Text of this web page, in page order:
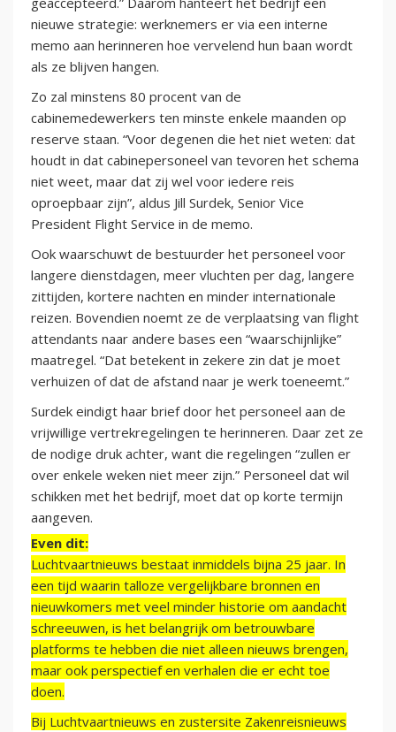
nieuwe strategie: werknemers er via een interne
memo aan herinneren hoe vervelend hun baan wordt
als ze blijven hangen.
Zo zal minstens 80 procent van de
cabinemedewerkers ten minste enkele maanden op
reserve staan. “Voor degenen die het niet weten: dat
houdt in dat cabinepersoneel van tevoren het schema
niet weet, maar dat zij wel voor iedere reis
oproepbaar zijn”, aldus Jill Surdek, Senior Vice
President Flight Service in de memo.
Ook waarschuwt de bestuurder het personeel voor
langere dienstdagen, meer vluchten per dag, langere
zittijden, kortere nachten en minder internationale
reizen. Bovendien noemt ze de verplaatsing van flight
attendants naar andere bases een “waarschijnlijke”
maatregel. “Dat betekent in zekere zin dat je moet
verhuizen of dat de afstand naar je werk toeneemt.”
Surdek eindigt haar brief door het personeel aan de
vrijwillige vertrekregelingen te herinneren. Daar zet ze
de nodige druk achter, want die regelingen “zullen er
over enkele weken niet meer zijn.” Personeel dat wil
schikken met het bedrijf, moet dat op korte termijn
aangeven.
Even dit:
Luchtvaartnieuws bestaat inmiddels bijna 25 jaar. In
een tijd waarin talloze vergelijkbare bronnen en
nieuwkomers met veel minder historie om aandacht
schreeuwen, is het belangrijk om betrouwbare
platforms te hebben die niet alleen nieuws brengen,
maar ook perspectief en verhalen die er echt toe
doen.
Bij Luchtvaartnieuws en zustersite Zakenreisnieuws